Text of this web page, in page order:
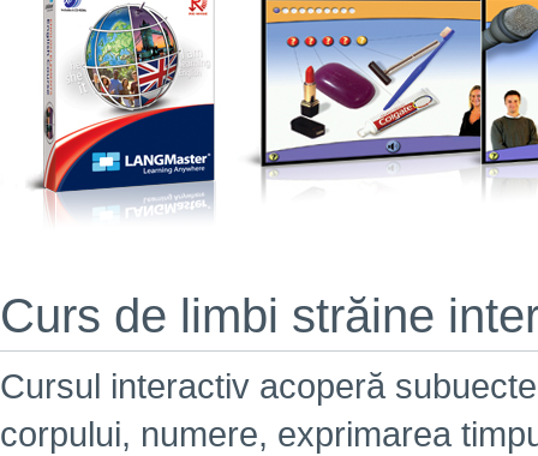
Curs de limbi străine
Cursul interactiv acoperă
corpului, numere, exprimarea